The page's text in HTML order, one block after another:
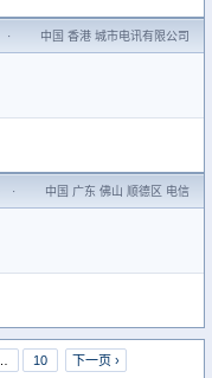
· 中国 香港 城市电讯有限公司
· 中国 广东 佛山 顺德区 电信
10 下一页 ›